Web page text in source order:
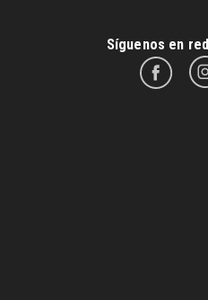
Síguenos en